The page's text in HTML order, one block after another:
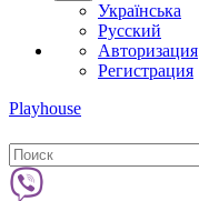
Українська
Русский
Авторизация
Регистрация
Playhouse